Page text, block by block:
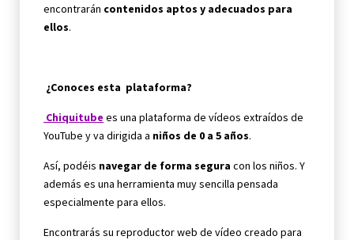
encontrarán contenidos aptos y adecuados para
ellos.
¿Conoces esta plataforma?
Chiquitube es una plataforma de vídeos extraídos de
YouTube y va dirigida a niños de 0 a 5 años.
Así, podéis navegar de forma segura con los niños. Y
además es una herramienta muy sencilla pensada
especialmente para ellos.
Encontrarás su reproductor web de vídeo creado para